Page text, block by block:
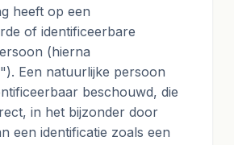
heeft op een
of identificeerbare
(hierna
Een natuurlijke persoon
beschouwd, die
in het bijzonder door
een identificatie zoals een